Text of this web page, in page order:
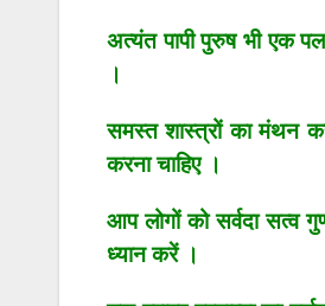
अत्यंत पापी पुरुष भी एक
।
समस्त शास्त्रों का मंथन
करना चाहिए ।
आप लोगों को सर्वदा सत्व
ध्यान करें ।